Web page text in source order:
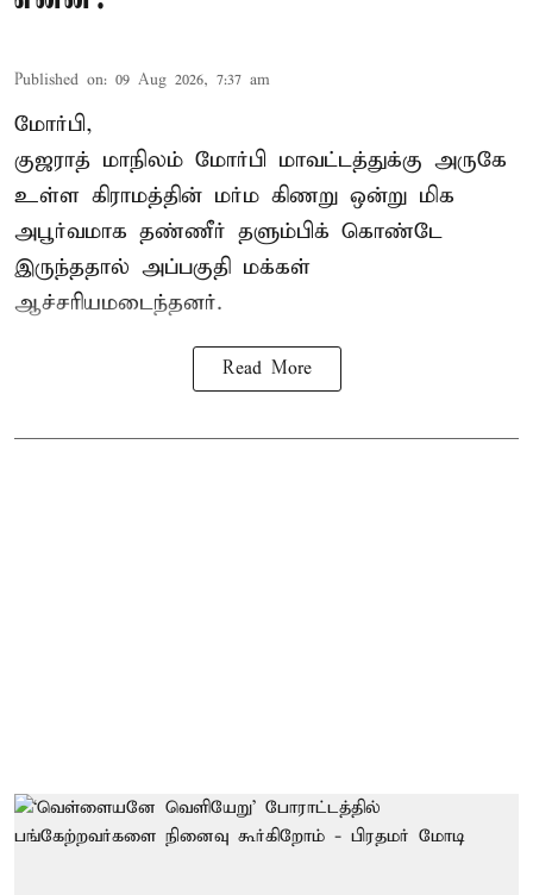
Published on: 09 Aug 2026, 7:37 am
மோர்பி,
குஜராத் மாநிலம் மோர்பி மாவட்டத்துக்கு அருகே
உள்ள கிராமத்தின் மர்ம கிணறு ஒன்று மிக
அபூர்வமாக தண்ணீர் தளும்பிக் கொண்டே
இருந்ததால் அப்பகுதி மக்கள்
ஆச்சரியமடைந்தனர்.
Read More